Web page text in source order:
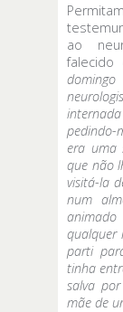
ao
falecido
pedindo-
era uma
que não
visitá-la
num
qualquer
parti
tinha
salva
mãe de